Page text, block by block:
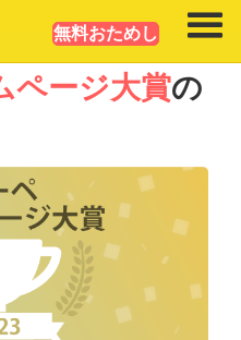
無料おためし
ページ大賞の